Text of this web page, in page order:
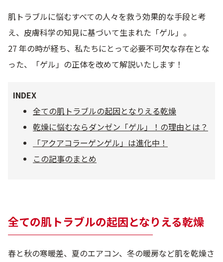
お悩みから探す
乾燥 くすみ
毛穴・キメ
敏感・肌あれ 日焼け
トライアルキット
ベストコスメ受賞商品
肌トラブルに悩むすべての人々を救う効果的な手段と考
え、皮膚科学の知見に基づいて生まれた「ゲル」。
27 年の時が経ち、私たちにとって必要不可欠な存在とな
った、「ゲル」の正体を改めて解説いたします！
INDEX
全ての肌トラブルの起因となりえる乾燥
乾燥に悩むならダンゼン「ゲル」！の理由とは？
「アクアコラーゲンゲル」は進化中！
この記事のまとめ
全ての肌トラブルの起因となりえる乾燥
春と秋の寒暖差、夏のエアコン、冬の暖房など肌を乾燥さ